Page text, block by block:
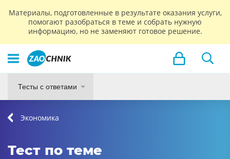
Материалы, подготовленные в результате оказания услуги,
помогают разобраться в теме и собрать нужную
информацию, но не заменяют готовое решение.
Тесты с ответами
Экономика
Тест по теме